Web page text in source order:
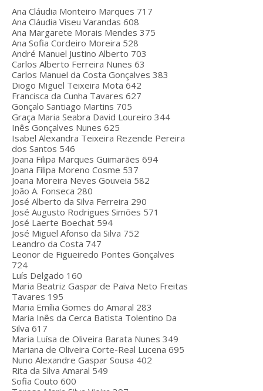
Ana Cláudia Monteiro Marques 717
Ana Cláudia Viseu Varandas 608
Ana Margarete Morais Mendes 375
Ana Sofia Cordeiro Moreira 528
André Manuel Justino Alberto 703
Carlos Alberto Ferreira Nunes 63
Carlos Manuel da Costa Gonçalves 383
Diogo Miguel Teixeira Mota 642
Francisca da Cunha Tavares 627
Gonçalo Santiago Martins 705
Graça Maria Seabra David Loureiro 344
Inês Gonçalves Nunes 625
Isabel Alexandra Teixeira Rezende Pereira
dos Santos 546
Joana Filipa Marques Guimarães 694
Joana Filipa Moreno Cosme 537
Joana Moreira Neves Gouveia 582
João A. Fonseca 280
José Alberto da Silva Ferreira 290
José Augusto Rodrigues Simões 571
José Laerte Boechat 594
José Miguel Afonso da Silva 752
Leandro da Costa 747
Leonor de Figueiredo Pontes Gonçalves
724
Luís Delgado 160
Maria Beatriz Gaspar de Paiva Neto Freitas
Tavares 195
Maria Emília Gomes do Amaral 283
Maria Inês da Cerca Batista Tolentino Da
Silva 617
Maria Luísa de Oliveira Barata Nunes 349
Mariana de Oliveira Corte-Real Lucena 695
Nuno Alexandre Gaspar Sousa 402
Rita da Silva Amaral 549
Sofia Couto 600